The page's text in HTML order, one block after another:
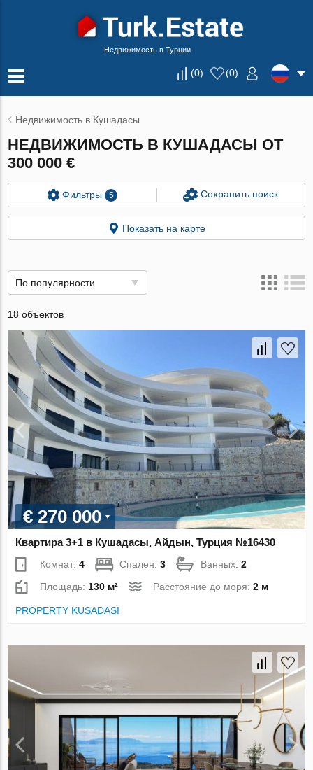
Недвижимость в Турции
(0) (0)
Недвижимость в Кушадасы
НЕДВИЖИМОСТЬ В КУШАДАСЫ ОТ
300 000 €
Фильтры 5 Сохранить поиск
Показать на карте
По популярности
18 объектов
€ 270 000
Квартира 3+1 в Кушадасы, Айдын, Турция №16430
Комнат:4 Спален:3 Ванных:2
Площадь: 130 м² Расстояние до моря:2 м
PROPERTY KUSADASI